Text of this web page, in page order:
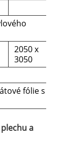
2050 x
3050
fólie s
a